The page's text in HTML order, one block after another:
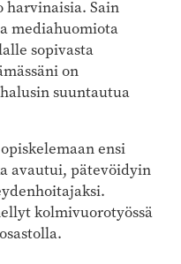
harvinaisia. Sain
mediahuomiota
sopivasta
on
suuntautua
ensi
avautui, pätevöidyin
kolmivuorotyössä